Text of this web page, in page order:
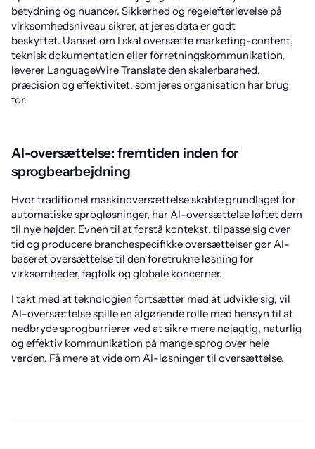
betydning og nuancer. Sikkerhed og regelefterlevelse på
virksomhedsniveau sikrer, at jeres data er godt
beskyttet. Uanset om I skal oversætte marketing-content,
teknisk dokumentation eller forretningskommunikation,
leverer LanguageWire Translate den skalerbarahed,
præcision og effektivitet, som jeres organisation har brug
for.
AI-oversættelse: fremtiden inden for
sprogbearbejdning
Hvor traditionel maskinoversættelse skabte grundlaget for
automatiske sprogløsninger, har AI-oversættelse løftet dem
til nye højder. Evnen til at forstå kontekst, tilpasse sig over
tid og producere branchespecifikke oversættelser gør AI-
baseret oversættelse til den foretrukne løsning for
virksomheder, fagfolk og globale koncerner.
I takt med at teknologien fortsætter med at udvikle sig, vil
AI-oversættelse spille en afgørende rolle med hensyn til at
nedbryde sprogbarrierer ved at sikre mere nøjagtig, naturlig
og effektiv kommunikation på mange sprog over hele
verden. Få mere at vide om AI-løsninger til oversættelse.